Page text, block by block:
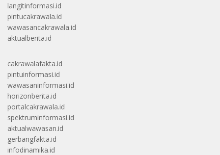
langitinformasi.id
pintucakrawala.id
wawasancakrawala.id
aktualberita.id
cakrawalafakta.id
pintuinformasi.id
wawasaninformasi.id
horizonberita.id
portalcakrawala.id
spektruminformasi.id
aktualwawasan.id
gerbangfakta.id
infodinamika.id